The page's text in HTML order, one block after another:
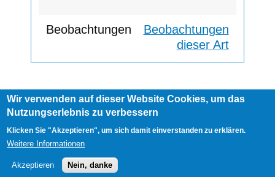
Beobachtungen
dieser Art
Footer
menu
AGB Impressum Links
User
account
Anmelden
Wir verwenden auf dieser Website Cookies, um das
Nutzungserlebnis zu verbessern
Klicken Sie "Akzeptieren", um sich damit einverstanden zu erklären.
Weitere Informationen
Akzeptieren Nein, danke